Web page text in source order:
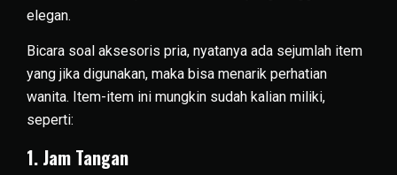
elegan.
Bicara soal aksesoris pria, nyatanya ada sejumlah item
yang jika digunakan, maka bisa menarik perhatian
wanita. Item-item ini mungkin sudah kalian miliki,
seperti:
1. Jam Tangan